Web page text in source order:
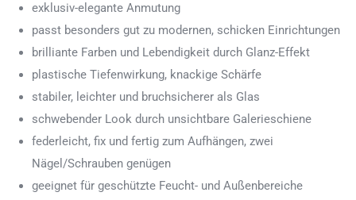
exklusiv-elegante Anmutung
passt besonders gut zu modernen, schicken Einrichtungen
brilliante Farben und Lebendigkeit durch Glanz-Effekt
plastische Tiefenwirkung, knackige Schärfe
stabiler, leichter und bruchsicherer als Glas
schwebender Look durch unsichtbare Galerieschiene
federleicht, fix und fertig zum Aufhängen, zwei
Nägel/Schrauben genügen
geeignet für geschützte Feucht- und Außenbereiche